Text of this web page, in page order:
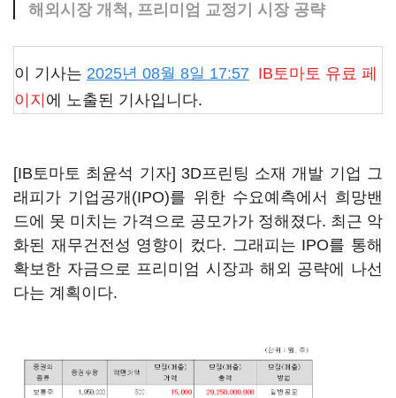
해외시장 개척, 프리미엄 교정기 시장 공략
이 기사는 2025년 08월 8일 17:57 IB토마토 유료 페
이지 에 노출된 기사입니다.
[IB토마토 최윤석 기자] 3D프린팅 소재 개발 기업 그
래피가 기업공개(IPO)를 위한 수요예측에서 희망밴
드에 못 미치는 가격으로 공모가가 정해졌다. 최근 악
화된 재무건전성 영향이 컸다. 그래피는 IPO를 통해
확보한 자금으로 프리미엄 시장과 해외 공략에 나선
다는 계획이다.